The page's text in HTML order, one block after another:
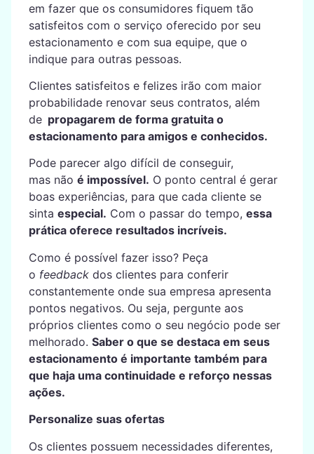
em fazer que os consumidores fiquem tão
satisfeitos com o serviço oferecido por seu
estacionamento e com sua equipe, que o
indique para outras pessoas.
Clientes satisfeitos e felizes irão com maior
probabilidade renovar seus contratos, além
de propagarem de forma gratuita o
estacionamento para amigos e conhecidos.
Pode parecer algo difícil de conseguir,
mas não é impossível. O ponto central é gerar
boas experiências, para que cada cliente se
sinta especial. Com o passar do tempo, essa
prática oferece resultados incríveis.
Como é possível fazer isso? Peça
o feedback dos clientes para conferir
constantemente onde sua empresa apresenta
pontos negativos. Ou seja, pergunte aos
próprios clientes como o seu negócio pode ser
melhorado. Saber o que se destaca em seus
estacionamento é importante também para
que haja uma continuidade e reforço nessas
ações.
Personalize suas ofertas
Os clientes possuem necessidades diferentes,